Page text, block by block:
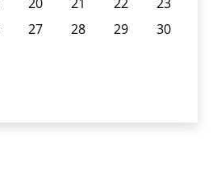
27 28 29
30